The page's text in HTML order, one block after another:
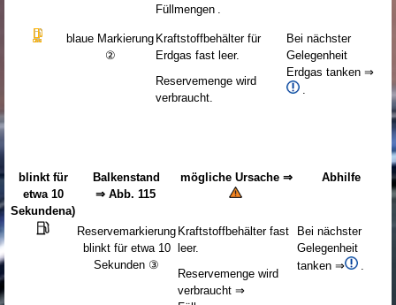
Füllmengen .
blaue Markierung
②
Kraftstoffbehälter für
Erdgas fast leer.
Reservemenge wird
verbraucht.
Bei nächster
Gelegenheit
Erdgas tanken ⇒
.
blinkt für
etwa 10
Sekundena)
Balkenstand
⇒ Abb. 115
mögliche Ursache ⇒ Abhilfe
Reservemarkierung
blinkt für etwa 10
Sekunden ③
Kraftstoffbehälter fast
leer.
Reservemenge wird
verbraucht ⇒
Bei nächster
Gelegenheit
tanken ⇒
.